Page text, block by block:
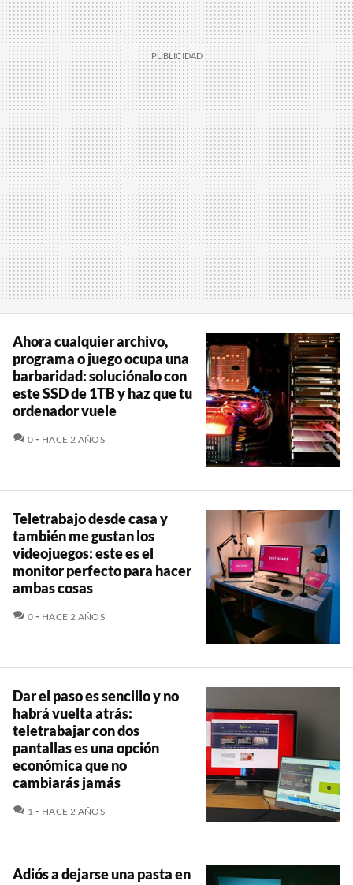
Ahora cualquier archivo,
programa o juego ocupa una
barbaridad: soluciónalo con
este SSD de 1TB y haz que tu
ordenador vuele
0 COMENTARIOS
HACE 2 AÑOS
Teletrabajo desde casa y
también me gustan los
videojuegos: este es el
monitor perfecto para hacer
ambas cosas
0 COMENTARIOS
HACE 2 AÑOS
Dar el paso es sencillo y no
habrá vuelta atrás:
teletrabajar con dos
pantallas es una opción
económica que no
cambiarás jamás
1 COMENTARIOS
HACE 2 AÑOS
Adiós a dejarse una pasta en